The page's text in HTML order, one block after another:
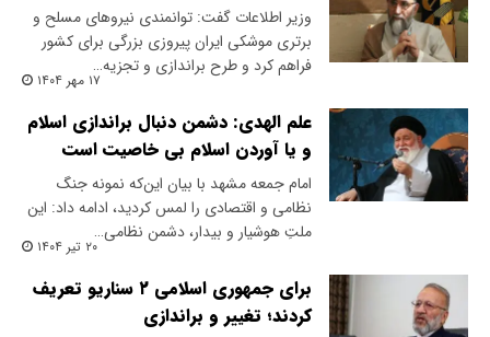
وزیر اطلاعات گفت: توانمندی نیروهای مسلح و
برتری موشکی ایران پیروزی بزرگی برای کشور
فراهم کرد و طرح براندازی و تجزیه…
۱۷ مهر ۱۴۰۴
علم الهدی: دشمن دنبال براندازی اسلام
و یا آوردن اسلام بی خاصیت است
امام جمعه مشهد با بیان این‌که نمونه جنگ
نظامی و اقتصادی را لمس کردید، ادامه داد: این
ملتِ هوشیار و بیدار، دشمن نظامی…
۲۰ تیر ۱۴۰۴
برای جمهوری اسلامی ۲ سناریو تعریف
کردند؛ تغییر و براندازی